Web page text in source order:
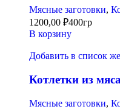
Мясные заготовки,
1200,00 ₽400гр
В корзину
Добавить в список
Котлетки из
Мясные заготовки,